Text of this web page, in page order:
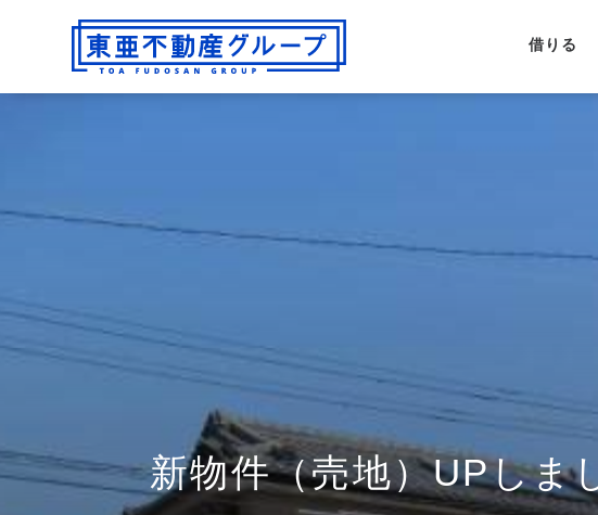
借りる
新物件（売地）UPしま